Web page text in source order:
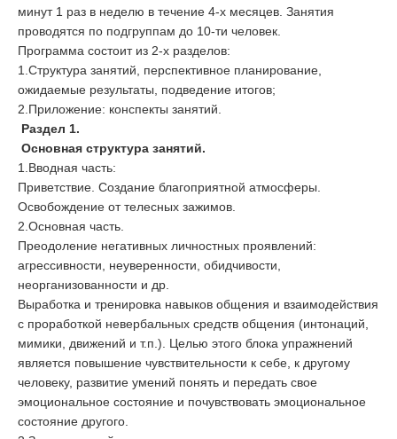
минут 1 раз в неделю в течение 4-х месяцев. Занятия
проводятся по подгруппам до 10-ти человек.
Программа состоит из 2-х разделов:
1.Структура занятий, перспективное планирование,
ожидаемые результаты, подведение итогов;
2.Приложение: конспекты занятий.
Раздел 1.
Основная структура занятий.
1.Вводная часть:
Приветствие. Создание благоприятной атмосферы.
Освобождение от телесных зажимов.
2.Основная часть.
Преодоление негативных личностных проявлений:
агрессивности, неуверенности, обидчивости,
неорганизованности и др.
Выработка и тренировка навыков общения и взаимодействия
с проработкой невербальных средств общения (интонаций,
мимики, движений и т.п.). Целью этого блока упражнений
является повышение чувствительности к себе, к другому
человеку, развитие умений понять и передать свое
эмоциональное состояние и почувствовать эмоциональное
состояние другого.